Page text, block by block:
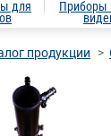
для
Приборы
продукции